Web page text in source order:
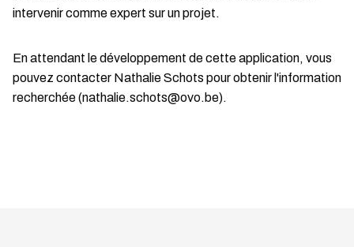
intervenir comme expert sur un projet.
En attendant le développement de cette application, vous
pouvez contacter Nathalie Schots pour obtenir l'information
recherchée (nathalie.schots@ovo.be).